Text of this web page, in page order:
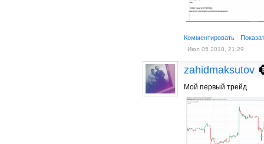
Комментировать ·
Июл 05 2018, 21:29
zahidmaksutov
Мой первый трейд